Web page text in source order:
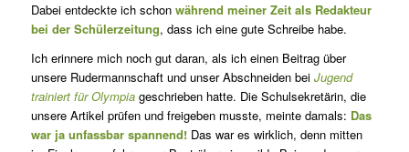
Dabei entdeckte ich schon während meiner Zeit als Redakteur
bei der Schülerzeitung, dass ich eine gute Schreibe habe.
Ich erinnere mich noch gut daran, als ich einen Beitrag über
unsere Rudermannschaft und unser Abschneiden bei Jugend
trainiert für Olympiageschrieben hatte. Die Schulsekretärin, die
unsere Artikel prüfen und freigeben musste, meinte damals: Das
war ja unfassbar spannend!Das war es wirklich, denn mitten